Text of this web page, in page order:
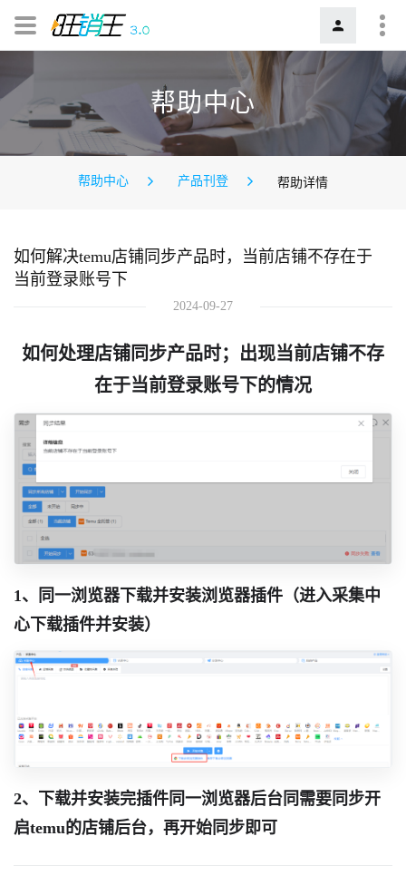
帮助中心
帮助中心 产品刊登 帮助详情
如何解决temu店铺同步产品时，当前店铺不存在于
当前登录账号下
2024-09-27
如何处理店铺同步产品时；出现当前店铺不存
在于当前登录账号下的情况
1、同一浏览器下载并安装浏览器插件（进入采集中
心下载插件并安装）
2、下载并安装完插件同一浏览器后台同需要同步开
启temu的店铺后台，再开始同步即可